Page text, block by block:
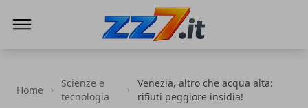
Home
Scienze e
tecnologia
Venezia, altro che acqua alta:
rifiuti peggiore insidia!